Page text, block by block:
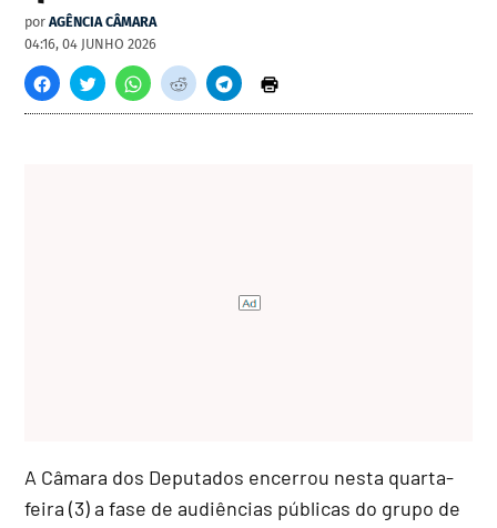
por AGÊNCIA CÂMARA
04:16, 04 JUNHO 2026
A Câmara dos Deputados encerrou nesta quarta-
feira (3) a fase de audiências públicas do grupo de